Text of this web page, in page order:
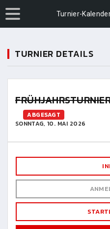
Turnier-
TURNIER DETAILS
ABGESAGT
SONNTAG, 10. MAI 2026